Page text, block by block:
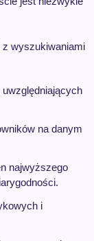
wyszukiwaniami
uwzględniających
na danym
najwyższego
i